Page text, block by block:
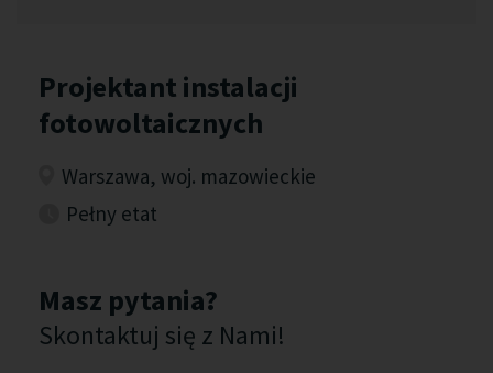
Projektant instalacji
fotowoltaicznych
Warszawa, woj. mazowieckie
Pełny etat
Masz pytania?
Skontaktuj się z Nami!